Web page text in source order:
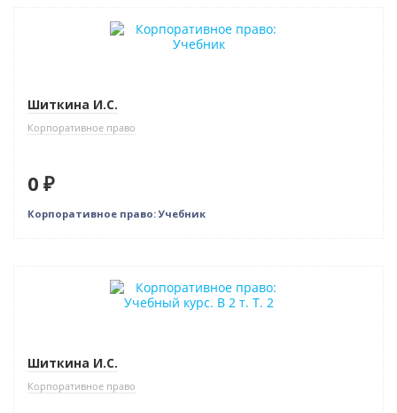
Шиткина И.С.
Корпоративное право
0 ₽
Корпоративное право: Учебник
Шиткина И.С.
Корпоративное право